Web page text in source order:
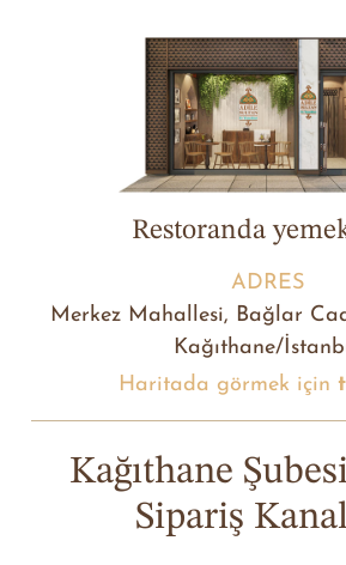
Restoranda
ADRES
Merkez Mahallesi, Bağlar
Kağıthane/
Haritada görmek için
Kağıthane
Sipariş